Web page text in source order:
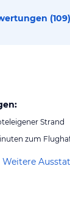
(109)
Strand
zum
Weitere